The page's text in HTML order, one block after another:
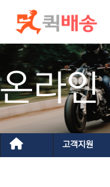
건너뛰기
온라인
고객지원